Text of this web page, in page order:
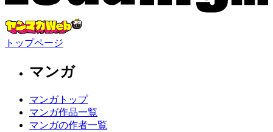
トップページ
マンガ
マンガトップ
マンガ作品一覧
マンガの作者一覧